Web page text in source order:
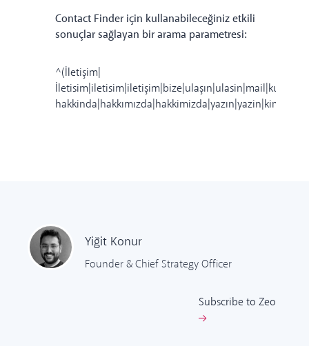
Contact Finder için kullanabileceğiniz etkili
sonuçlar sağlayan bir arama parametresi:
^(İletişim|
Yiğit Konur
Founder & Chief Strategy Officer
Subscribe to Zeo